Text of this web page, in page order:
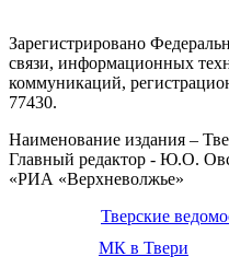
Зарегистрировано
связи, информационных
коммуникаций,
77430.
Наименование издания –
Главный редактор - Ю.О.
«РИА «Верхневолжье»
Тверские
МК в Твери